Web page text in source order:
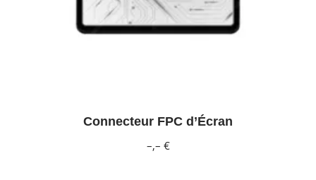
Connecteur FPC d’Écran
–,– €